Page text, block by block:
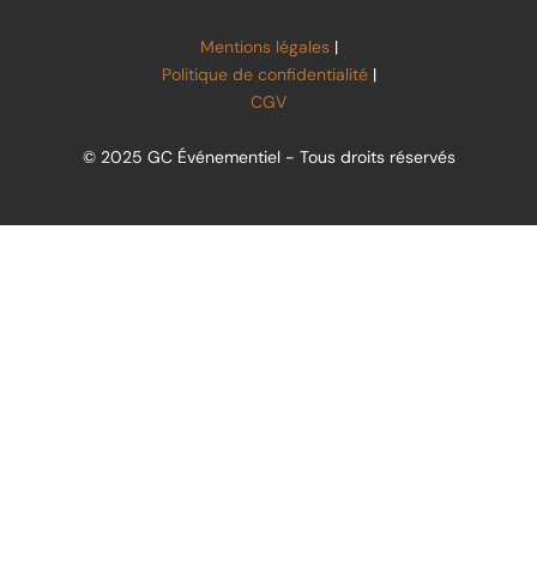
Mentions légales|
Politique de confidentialité|
CGV
© 2025 GC Événementiel - Tous droits réservés